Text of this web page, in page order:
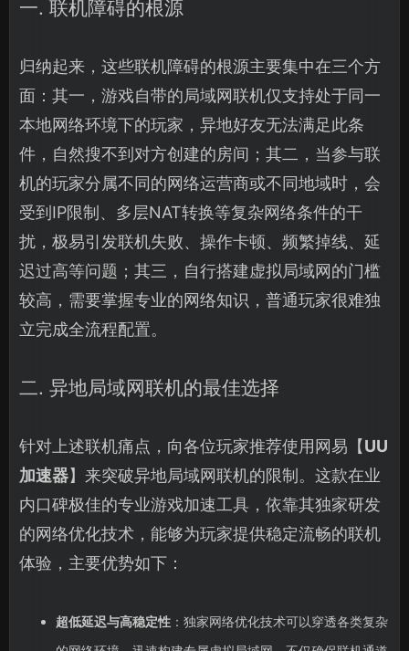
一. 联机障碍的根源
归纳起来，这些联机障碍的根源主要集中在三个方
面：其一，游戏自带的局域网联机仅支持处于同一
本地网络环境下的玩家，异地好友无法满足此条
件，自然搜不到对方创建的房间；其二，当参与联
机的玩家分属不同的网络运营商或不同地域时，会
受到IP限制、多层NAT转换等复杂网络条件的干
扰，极易引发联机失败、操作卡顿、频繁掉线、延
迟过高等问题；其三，自行搭建虚拟局域网的门槛
较高，需要掌握专业的网络知识，普通玩家很难独
立完成全流程配置。
二. 异地局域网联机的最佳选择
针对上述联机痛点，向各位玩家推荐使用网易【UU
加速器】来突破异地局域网联机的限制。这款在业
内口碑极佳的专业游戏加速工具，依靠其独家研发
的网络优化技术，能够为玩家提供稳定流畅的联机
体验，主要优势如下：
超低延迟与高稳定性：独家网络优化技术可以穿透各类复杂